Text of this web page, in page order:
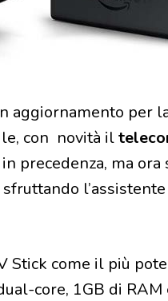
aggiornamento per
con novità il
precedenza, ma
Stick come il più
core, 1GB di RAM